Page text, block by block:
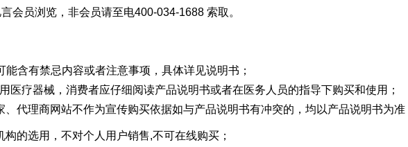
会员浏览，非会员请至电400-034-1688 索取。
含有禁忌内容或者注意事项，具体详见说明书；
医疗器械，消费者应仔细阅读产品说明书或者在医务人员的指导下购买和使用；
代理商网站不作为宣传购买依据如与产品说明书有冲突的，均以产品说明书为准
的选用，不对个人用户销售,不可在线购买；